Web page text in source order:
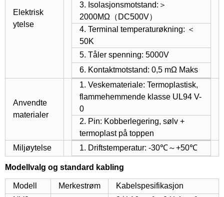
Elektrisk
ytelse
3. Isolasjonsmotstand:＞
2000MΩ（DC500V）
4. Terminal temperaturøkning: ＜
50K
5. Tåler spenning: 5000V
6. Kontaktmotstand: 0,5 mΩ Maks
Anvendte
materialer
1. Veskemateriale: Termoplastisk,
flammehemmende klasse UL94 V-
0
2. Pin: Kobberlegering, sølv +
termoplast på toppen
Miljøytelse
1. Driftstemperatur: -30℃～+50℃
Modellvalg og standard kabling
Modell Merkestrøm
Kabelspesifikasjon